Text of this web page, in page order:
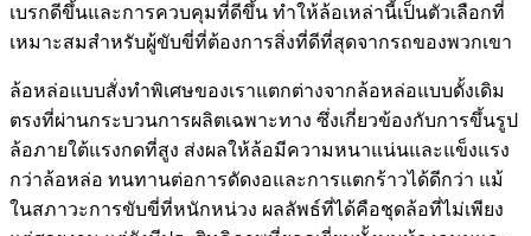
เบรกดีขึ้นและการควบคุมที่ดีขึ้น ทำให้ล้อเหล่านี้เป็นตัวเลือกที่
เหมาะสมสำหรับผู้ขับขี่ที่ต้องการสิ่งที่ดีที่สุดจากรถของพวกเขา
ล้อหล่อแบบสั่งทำพิเศษของเราแตกต่างจากล้อหล่อแบบดั้งเดิม
ตรงที่ผ่านกระบวนการผลิตเฉพาะทาง ซึ่งเกี่ยวข้องกับการขึ้นรูป
ล้อภายใต้แรงกดที่สูง ส่งผลให้ล้อมีความหนาแน่นและแข็งแรง
กว่าล้อหล่อ ทนทานต่อการดัดงอและการแตกร้าวได้ดีกว่า แม้
ในสภาวะการขับขี่ที่หนักหน่วง ผลลัพธ์ที่ได้คือชุดล้อที่ไม่เพียง